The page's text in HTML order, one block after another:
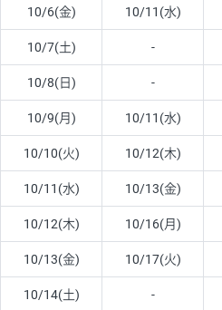
10/6(金) 10/11(水)
10/7(土) -
10/8(日) -
10/9(月) 10/11(水)
10/10(火) 10/12(木)
10/11(水) 10/13(金)
10/12(木) 10/16(月)
10/13(金) 10/17(火)
10/14(土) -